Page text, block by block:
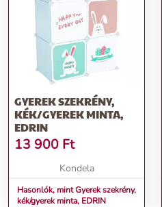
GYEREK SZEKRÉNY,
KÉK/GYEREK MINTA,
EDRIN
13 900 Ft
Kondela
Hasonlók, mint Gyerek szekrény,
kék/gyerek minta, EDRIN